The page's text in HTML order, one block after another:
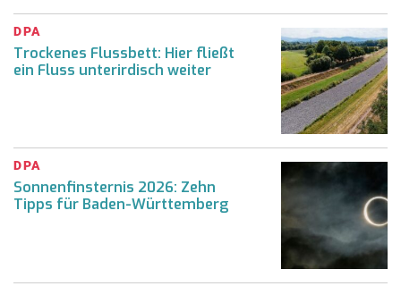
DPA
Trockenes Flussbett: Hier fließt
ein Fluss unterirdisch weiter
DPA
Sonnenfinsternis 2026: Zehn
Tipps für Baden-Württemberg